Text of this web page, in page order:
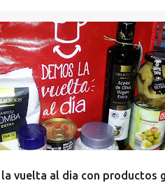
la vuelta al dia con productos
RECETAS